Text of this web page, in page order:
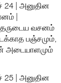
24 | அனுதின
|
வசனம்
பஞ்சமும்,
அடையாளமும்
25 | அனுதின